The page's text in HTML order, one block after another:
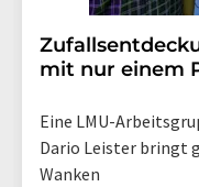
mit nur einem
Eine LMU-
Dario Leister bringt
Wanken